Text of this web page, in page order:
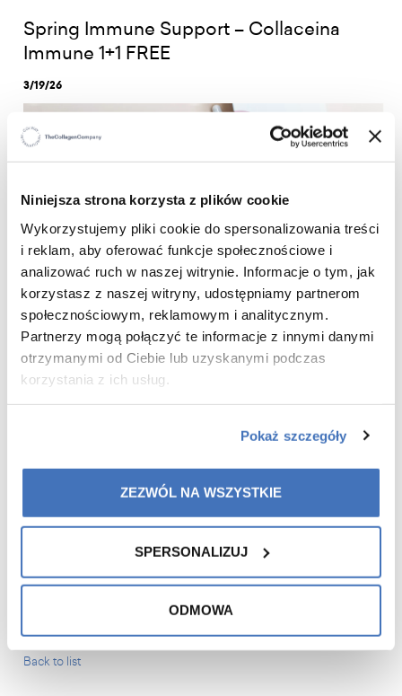
Niniejsza strona korzysta z plików cookie
Wykorzystujemy pliki cookie do spersonalizowania treści
i reklam, aby oferować funkcje społecznościowe i
analizować ruch w naszej witrynie. Informacje o tym, jak
korzystasz z naszej witryny, udostępniamy partnerom
społecznościowym, reklamowym i analitycznym.
Partnerzy mogą połączyć te informacje z innymi danymi
otrzymanymi od Ciebie lub uzyskanymi podczas
korzystania z ich usług.
Pokaż szczegóły
ZEZWÓL NA WSZYSTKIE
SPERSONALIZUJ
ODMOWA
Spring Immune Support – Collaceina
Immune 1+1 FREE
3/19/26
Spring is a time for the body to regenerate, but also aperiod
of increased susceptibility to infections.Temperature
changes, higher activity levels, andpost-winter fatigue
mean that the
immune system may need additional support
That’s whystarting March 20we have prepared aspecial
offer:
Bundle – Collaceina Immune 1+1 FREE!
dietary supplement that combines
ingredients supporting the body’s natural defense
mechanisms and regenerative processes.
Regular supplementation may support the proper
functioning of the immune systemandhelp the body cope
Product expiration date: 07/2026.
Back to list